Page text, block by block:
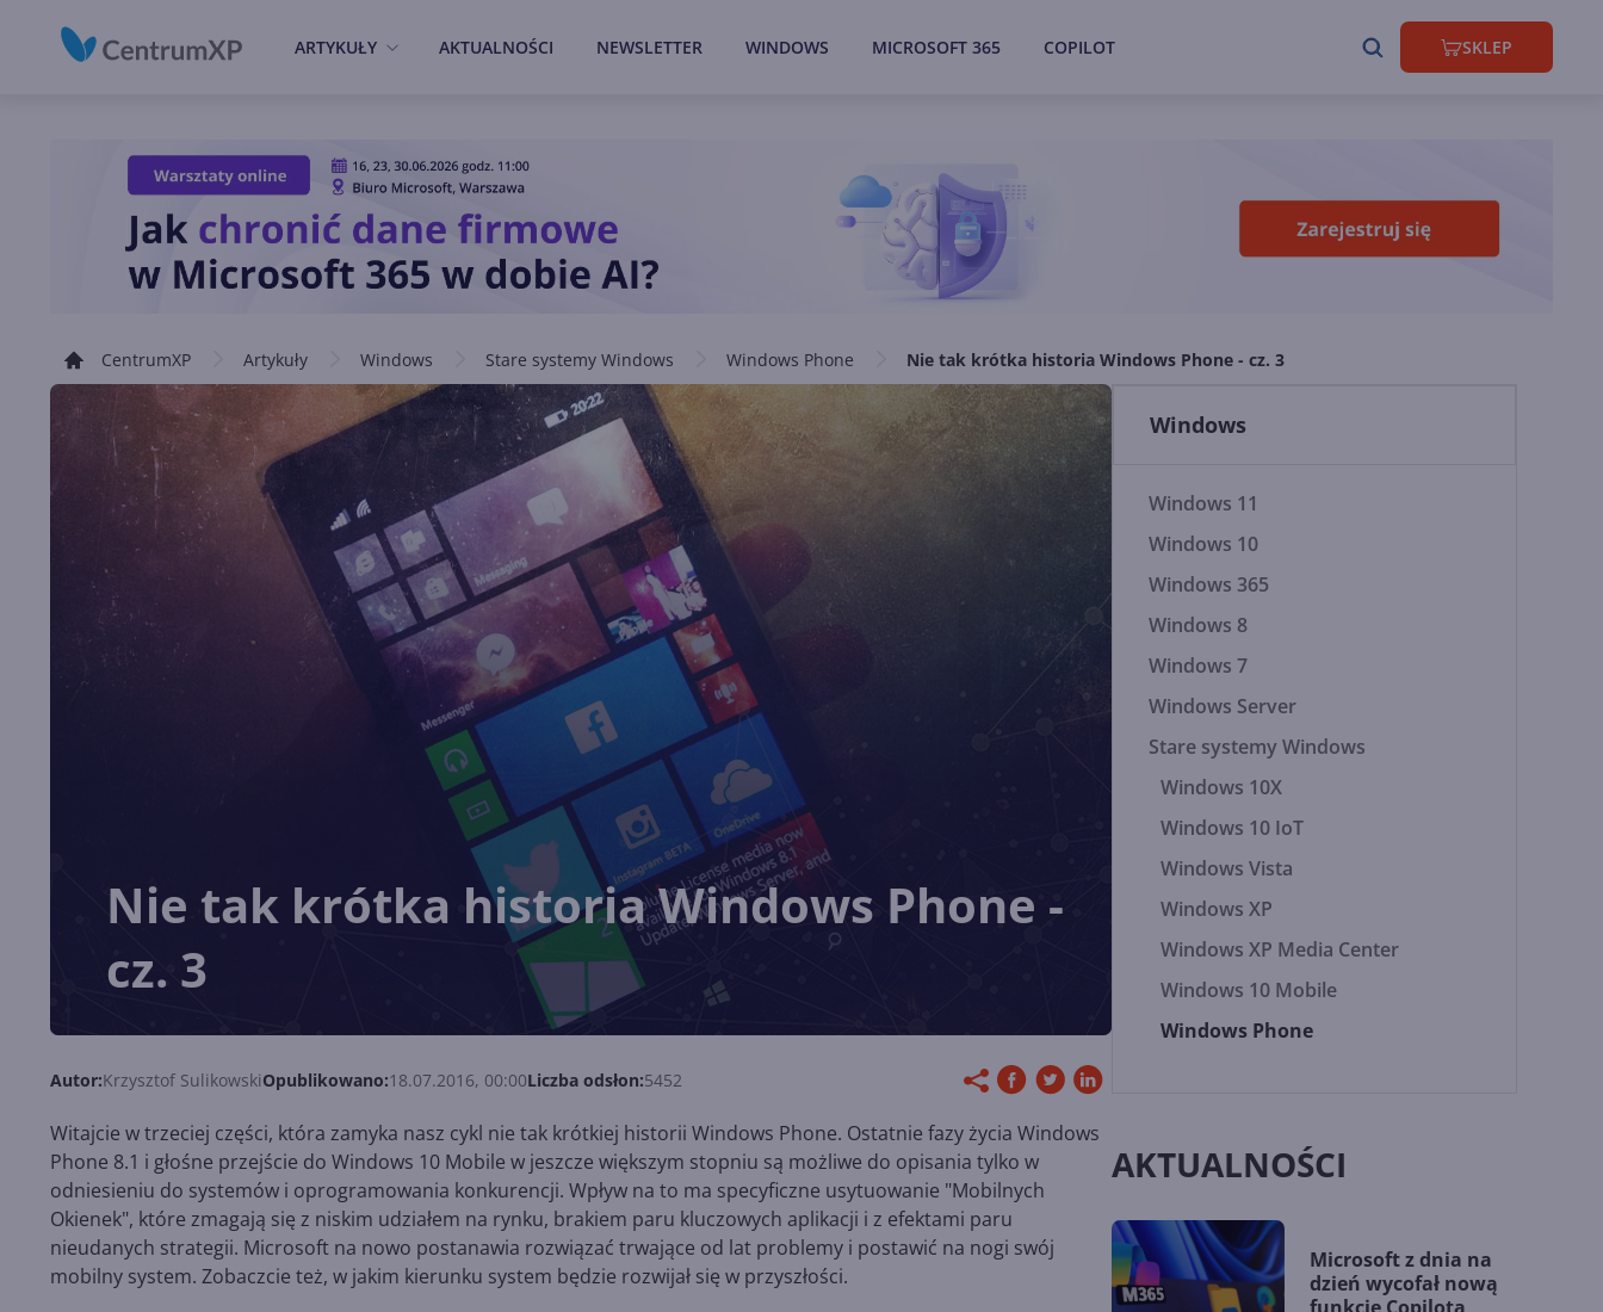
ARTYKUŁY AKTUALNOŚCI NEWSLETTER WINDOWS MICROSOFT 365 COPILOT SKLEP
CentrumXP Artykuły Windows Stare systemy Windows Windows Phone Nie tak krótka historia Windows Phone - cz. 3
Nie tak krótka historia Windows Phone -
cz. 3
Autor:Krzysztof SulikowskiOpublikowano:18.07.2016, 00:00Liczba odsłon:5452
Witajcie w trzeciej części, która zamyka nasz cykl nie tak krótkiej historii Windows Phone. Ostatnie fazy życia Windows
Phone 8.1 i głośne przejście do Windows 10 Mobile w jeszcze większym stopniu są możliwe do opisania tylko w
odniesieniu do systemów i oprogramowania konkurencji. Wpływ na to ma specyficzne usytuowanie "Mobilnych
Okienek", które zmagają się z niskim udziałem na rynku, brakiem paru kluczowych aplikacji i z efektami paru
nieudanych strategii. Microsoft na nowo postanawia rozwiązać trwające od lat problemy i postawić na nogi swój
mobilny system. Zobaczcie też, w jakim kierunku system będzie rozwijał się w przyszłości.
Windows
Windows 11
Windows 10
Windows 365
Windows 8
Windows 7
Windows Server
Stare systemy Windows
Windows 10X
Windows 10 IoT
Windows Vista
Windows XP
Windows XP Media Center
Windows 10 Mobile
Windows Phone
AKTUALNOŚCI
Microsoft z dnia na
dzień wycofał nową